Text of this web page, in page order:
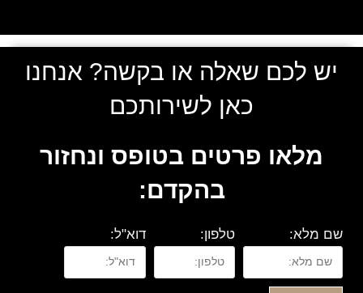
יש לכם שאלה או בקשה? אנחנו
כאן לשירותכם
מלאו פרטים בטופס ונחזור
בהקדם:
שם מלא: טלפון: דוא"ל: